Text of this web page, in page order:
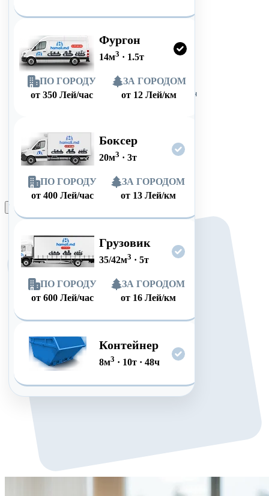
Фургон
14м3 · 1.5т
ПО ГОРОДУ
от 350 Лей/час
ЗА ГОРОДОМ
от 12 Лей/км
Боксер
20м3 · 3т
ПО ГОРОДУ
от 400 Лей/час
ЗА ГОРОДОМ
от 13 Лей/км
Грузовик
35/42м3 · 5т
ПО ГОРОДУ
от 600 Лей/час
ЗА ГОРОДОМ
от 16 Лей/км
Контейнер
8м3 · 10т· 48ч
Оформить заказ